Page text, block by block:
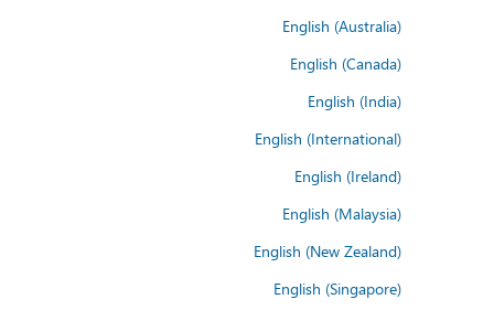
English (Australia)
English (Canada)
English (India)
English (International)
English (Ireland)
English (Malaysia)
English (New Zealand)
English (Singapore)